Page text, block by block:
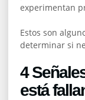
experimentan
Estos son
determinar si
4
está